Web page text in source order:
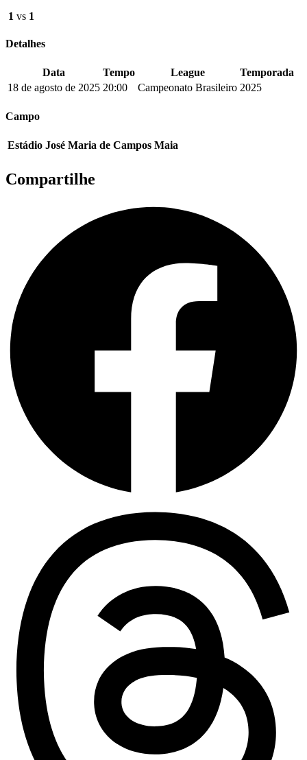
1 vs 1
Detalhes
Data Tempo League
Temporada
18 de agosto de 2025 20:00 Campeonato Brasileiro 2025
Campo
Estádio José Maria de Campos Maia
Compartilhe